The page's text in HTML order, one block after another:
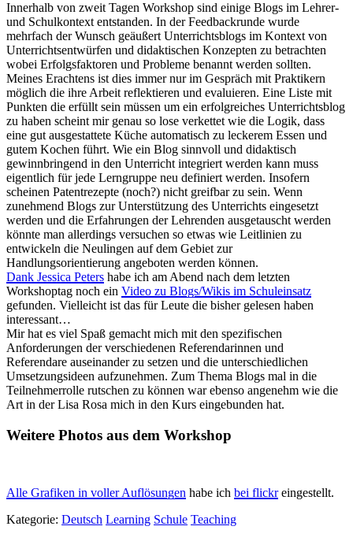
Innerhalb von zweit Tagen Workshop sind einige Blogs im Lehrer-
und Schulkontext entstanden. In der Feedbackrunde wurde
mehrfach der Wunsch geäußert Unterrichtsblogs im Kontext von
Unterrichtsentwürfen und didaktischen Konzepten zu betrachten
wobei Erfolgsfaktoren und Probleme benannt werden sollten.
Meines Erachtens ist dies immer nur im Gespräch mit Praktikern
möglich die ihre Arbeit reflektieren und evaluieren. Eine Liste mit
Punkten die erfüllt sein müssen um ein erfolgreiches Unterrichtsblog
zu haben scheint mir genau so lose verkettet wie die Logik, dass
eine gut ausgestattete Küche automatisch zu leckerem Essen und
gutem Kochen führt. Wie ein Blog sinnvoll und didaktisch
gewinnbringend in den Unterricht integriert werden kann muss
eigentlich für jede Lerngruppe neu definiert werden. Insofern
scheinen Patentrezepte (noch?) nicht greifbar zu sein. Wenn
zunehmend Blogs zur Unterstützung des Unterrichts eingesetzt
werden und die Erfahrungen der Lehrenden ausgetauscht werden
könnte man allerdings versuchen so etwas wie Leitlinien zu
entwickeln die Neulingen auf dem Gebiet zur
Handlungsorientierung angeboten werden können.
Dank Jessica Peters habe ich am Abend nach dem letzten
Workshoptag noch ein Video zu Blogs/Wikis im Schuleinsatz
gefunden. Vielleicht ist das für Leute die bisher gelesen haben
interessant…
Mir hat es viel Spaß gemacht mich mit den spezifischen
Anforderungen der verschiedenen Referendarinnen und
Referendare auseinander zu setzen und die unterschiedlichen
Umsetzungsideen aufzunehmen. Zum Thema Blogs mal in die
Teilnehmerrolle rutschen zu können war ebenso angenehm wie die
Art in der Lisa Rosa mich in den Kurs eingebunden hat.
Weitere Photos aus dem Workshop
Alle Grafiken in voller Auflösungen habe ich bei flickreingestellt.
Kategorie: Deutsch Learning Schule Teaching